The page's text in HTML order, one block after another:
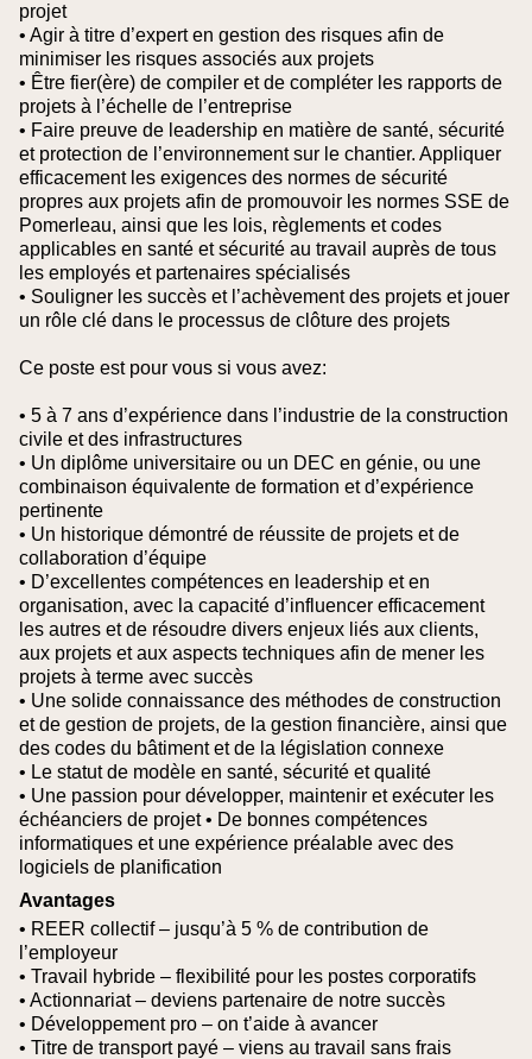
projet
• Agir à titre d’expert en gestion des risques afin de
minimiser les risques associés aux projets
• Être fier(ère) de compiler et de compléter les rapports de
projets à l’échelle de l’entreprise
• Faire preuve de leadership en matière de santé, sécurité
et protection de l’environnement sur le chantier. Appliquer
efficacement les exigences des normes de sécurité
propres aux projets afin de promouvoir les normes SSE de
Pomerleau, ainsi que les lois, règlements et codes
applicables en santé et sécurité au travail auprès de tous
les employés et partenaires spécialisés
• Souligner les succès et l’achèvement des projets et jouer
un rôle clé dans le processus de clôture des projets
Ce poste est pour vous si vous avez:
• 5 à 7 ans d’expérience dans l’industrie de la construction
civile et des infrastructures
• Un diplôme universitaire ou un DEC en génie, ou une
combinaison équivalente de formation et d’expérience
pertinente
• Un historique démontré de réussite de projets et de
collaboration d’équipe
• D’excellentes compétences en leadership et en
organisation, avec la capacité d’influencer efficacement
les autres et de résoudre divers enjeux liés aux clients,
aux projets et aux aspects techniques afin de mener les
projets à terme avec succès
• Une solide connaissance des méthodes de construction
et de gestion de projets, de la gestion financière, ainsi que
des codes du bâtiment et de la législation connexe
• Le statut de modèle en santé, sécurité et qualité
• Une passion pour développer, maintenir et exécuter les
échéanciers de projet• De bonnes compétences
informatiques et une expérience préalable avec des
logiciels de planification
Avantages
• REER collectif – jusqu’à 5 % de contribution de
l’employeur
• Travail hybride – flexibilité pour les postes corporatifs
• Actionnariat – deviens partenaire de notre succès
• Développement pro – on t’aide à avancer
• Titre de transport payé – viens au travail sans frais